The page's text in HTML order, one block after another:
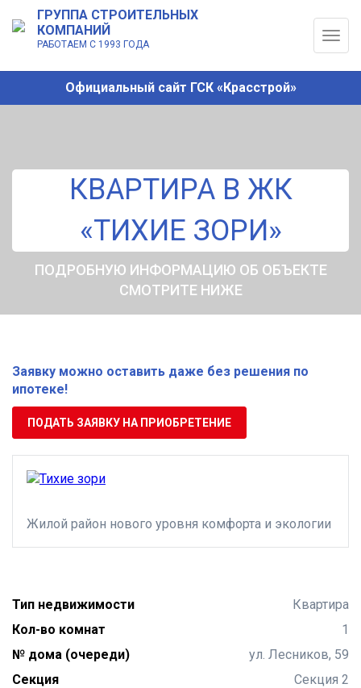
Официальный сайт ГСК «Красстрой»
ГРУППА СТРОИТЕЛЬНЫХ
КОМПАНИЙ
РАБОТАЕМ С 1993 ГОДА
КВАРТИРА В ЖК
«ТИХИЕ ЗОРИ»
ПОДРОБНУЮ ИНФОРМАЦИЮ ОБ ОБЪЕКТЕ
СМОТРИТЕ НИЖЕ
Заявку можно оставить даже без решения по
ипотеке!
ПОДАТЬ ЗАЯВКУ НА ПРИОБРЕТЕНИЕ
Жилой район нового уровня комфорта и экологии
Тип недвижимости
Квартира
Кол-во комнат
1
№ дома (очереди)
ул. Лесников, 59
Секция
Секция 2